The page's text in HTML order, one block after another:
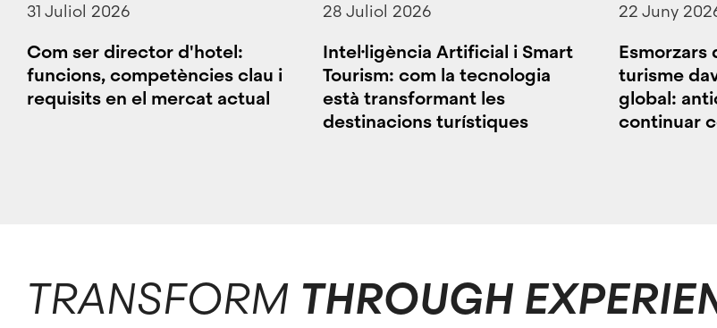
31 Juliol 2026
Com ser director d'hotel:
funcions, competències clau i
requisits en el mercat actual
28 Juliol 2026
Intel·ligència Artificial i Smart
Tourism: com la tecnologia
està transformant les
destinacions turístiques
22 Juny
Esmorzars
turisme
global:
continuar
TRANSFORM THROUGH